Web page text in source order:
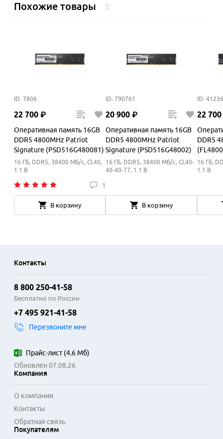
Похожие товары 5
ID: 7806
22 700 ₽
Оперативная память 16GB
DDR5 4800MHz Patriot
Signature (PSD516G480081)
16 ГБ, DDR5, 38400 МБ/с, CL40,
1.1 В
1
В корзину
ID: 790761
20 900 ₽
Оперативная память 16GB
DDR5 4800MHz Patriot
Signature (PSD516G48002)
16 ГБ, DDR5, 38400 МБ/с, CL40-
40-40-77, 1.1 В
В корзину
ID:
22 700
DDR5
16 ГБ,
1.1 В
Контакты
8 800 250-41-58
Бесплатно по России
+7 495 921-41-58
Перезвоните мне
Прайс-лист(4.6 Мб)
Обновлен 07.08.26
Компания
О компании
Контакты
Обратная связь
Покупателям